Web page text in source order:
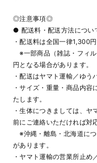
◎注意事項◎
● 配送料・配送方法につい
・配送料は全国一律1,300円
※一部商品（雑誌・フィ
円となる場合があります。
・配送はヤマト運輸／ゆう
・サイズ・重量・商品内
たします。
・生体につきましては、
前にご連絡いただければ対
※沖縄・離島・北海道に
があります。
・ヤマト運輸の営業所止